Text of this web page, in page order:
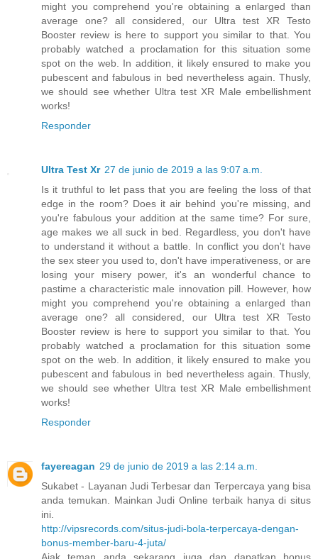
might you comprehend you're obtaining a enlarged than
average one? all considered, our Ultra test XR Testo
Booster review is here to support you similar to that. You
probably watched a proclamation for this situation some
spot on the web. In addition, it likely ensured to make you
pubescent and fabulous in bed nevertheless again. Thusly,
we should see whether Ultra test XR Male embellishment
works!
Responder
Ultra Test Xr 27 de junio de 2019 a las 9:07 a.m.
Is it truthful to let pass that you are feeling the loss of that
edge in the room? Does it air behind you're missing, and
you're fabulous your addition at the same time? For sure,
age makes we all suck in bed. Regardless, you don't have
to understand it without a battle. In conflict you don't have
the sex steer you used to, don't have imperativeness, or are
losing your misery power, it's an wonderful chance to
pastime a characteristic male innovation pill. However, how
might you comprehend you're obtaining a enlarged than
average one? all considered, our Ultra test XR Testo
Booster review is here to support you similar to that. You
probably watched a proclamation for this situation some
spot on the web. In addition, it likely ensured to make you
pubescent and fabulous in bed nevertheless again. Thusly,
we should see whether Ultra test XR Male embellishment
works!
Responder
fayereagan 29 de junio de 2019 a las 2:14 a.m.
Sukabet - Layanan Judi Terbesar dan Terpercaya yang bisa
anda temukan. Mainkan Judi Online terbaik hanya di situs
ini.
http://vipsrecords.com/situs-judi-bola-terpercaya-dengan-
bonus-member-baru-4-juta/